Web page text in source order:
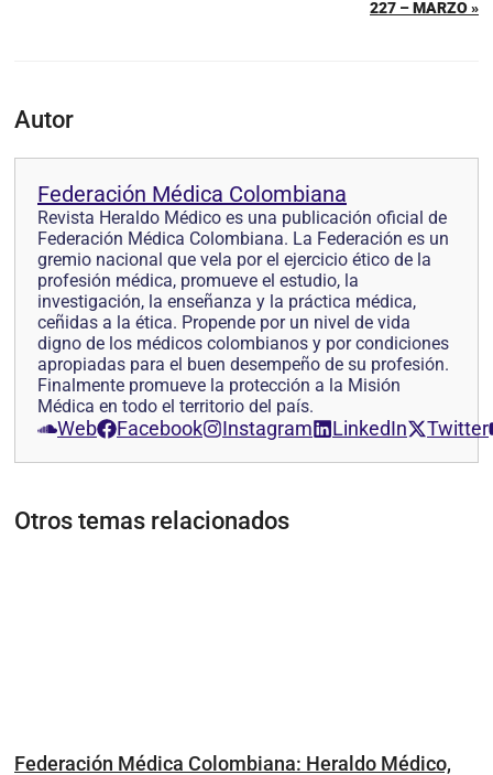
227 – MARZO »
Autor
Federación Médica Colombiana
Revista Heraldo Médico es una publicación oficial de
Federación Médica Colombiana. La Federación es un
gremio nacional que vela por el ejercicio ético de la
profesión médica, promueve el estudio, la
investigación, la enseñanza y la práctica médica,
ceñidas a la ética. Propende por un nivel de vida
digno de los médicos colombianos y por condiciones
apropiadas para el buen desempeño de su profesión.
Finalmente promueve la protección a la Misión
Médica en todo el territorio del país.
Web Facebook Instagram LinkedIn Twitter
Otros temas relacionados
Federación Médica Colombiana: Heraldo Médico,